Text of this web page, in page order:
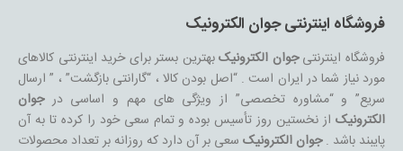
فروشگاه اینترنتی جوان الکترونیک
فروشگاه اینترنتیجوان الکترونیکبهترین بستر برای خرید اینترنتی کالاهای
مورد نیاز شما در ایران است . “اصل بودن کالا ، “گارانتی بازگشت” ، ” ارسال
سریع” و “مشاوره تخصصی” از ویژگی های مهم و اساسی درجوان
الکترونیکاز نخستین روز تأسیس بوده و تمام سعی خود را کرده تا به آن
پایبند باشد .جوان الکترونیکسعی بر آن دارد که روزانه بر تعداد محصولات